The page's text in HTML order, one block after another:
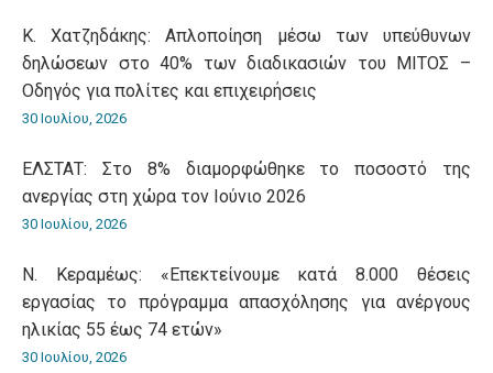
Κ. Χατζηδάκης: Aπλοποίηση μέσω των υπεύθυνων
δηλώσεων στο 40% των διαδικασιών του ΜΙΤΟΣ –
Οδηγός για πολίτες και επιχειρήσεις
30 Ιουλίου, 2026
ΕΛΣΤΑΤ: Στο 8% διαμορφώθηκε το ποσοστό της
ανεργίας στη χώρα τον Ιούνιο 2026
30 Ιουλίου, 2026
Ν. Κεραμέως: «Επεκτείνουμε κατά 8.000 θέσεις
εργασίας το πρόγραμμα απασχόλησης για ανέργους
ηλικίας 55 έως 74 ετών»
30 Ιουλίου, 2026